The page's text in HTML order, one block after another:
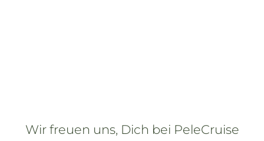
Wir freuen uns, Dich bei PeleCruise